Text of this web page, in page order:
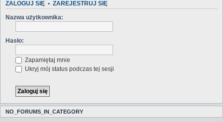
ZALOGUJ SIĘ • ZAREJESTRUJ SIĘ
Nazwa użytkownika:
Hasło:
Zapamiętaj mnie
Ukryj mój status podczas tej sesji
NO_FORUMS_IN_CATEGORY